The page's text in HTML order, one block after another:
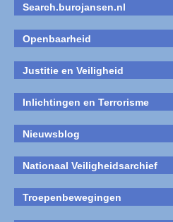
Search.burojansen.nl
Openbaarheid
Justitie en Veiligheid
Inlichtingen en Terrorisme
Nieuwsblog
Nationaal Veiligheidsarchief
Troepenbewegingen